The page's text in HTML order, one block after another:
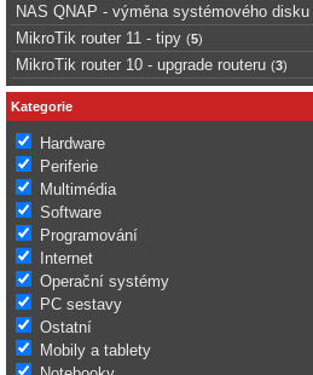
NAS QNAP - výměna systémového disku
MikroTik router 11 - tipy (5)
MikroTik router 10 - upgrade routeru (3)
Kategorie
Hardware
Periferie
Multimédia
Software
Programování
Internet
Operační systémy
PC sestavy
Ostatní
Mobily a tablety